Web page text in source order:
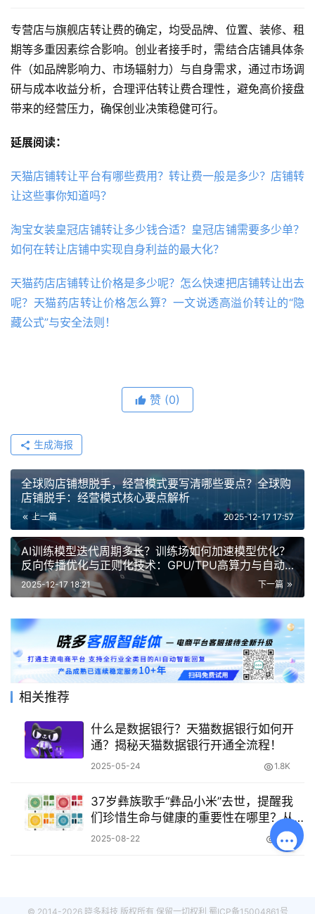
专营店与旗舰店转让费的确定，均受品牌、位置、装修、租
期等多重因素综合影响。创业者接手时，需结合店铺具体条
件（如品牌影响力、市场辐射力）与自身需求，通过市场调
研与成本收益分析，合理评估转让费合理性，避免高价接盘
带来的经营压力，确保创业决策稳健可行。
延展阅读：
天猫店铺转让平台有哪些费用？转让费一般是多少？店铺转
让这些事你知道吗？
淘宝女装皇冠店铺转让多少钱合适？皇冠店铺需要多少单？
如何在转让店铺中实现自身利益的最大化？
天猫药店店铺转让价格是多少呢？怎么快速把店铺转让出去
呢？天猫药店转让价格怎么算？一文说透高溢价转让的“隐
藏公式”与安全法则！
赞 (0)
生成海报
全球购店铺想脱手，经营模式要写清哪些要点？全球购
店铺脱手：经营模式核心要点解析
上一篇 2025-12-17 17:57
AI训练模型迭代周期多长？训练场如何加速模型优化？
反向传播优化与正则化技术：GPU/TPU高算力与自动
化工具如何实现训练效率提升50%！
下一篇
2025-12-17 18:21
相关推荐
什么是数据银行？天猫数据银行如何开
通？揭秘天猫数据银行开通全流程！
2025-05-24 1.8K
37岁彝族歌手“彝品小米”去世，提醒我
们珍惜生命与健康的重要性在哪里？从
彝族歌手之手解构“过劳时代”的健康陷阱
2025-08-22 515
© 2014-2026 晓多科技 版权所有 保留一切权利 蜀ICP备15004861号